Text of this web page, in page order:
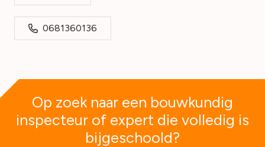
0681360136
Op zoek naar een bouwkundig
inspecteur of expert die volledig is
bijgeschoold?